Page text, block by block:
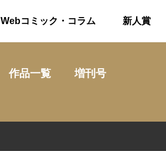
Webコミック・コラム 新人賞
作品一覧 増刊号